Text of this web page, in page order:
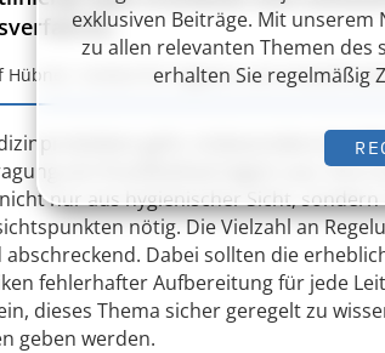
Hübner, Institut für Hygiene und
geht, insbesondere bei
von Krankheitserregern aus. Ihre
nur aus hygienischer Sicht,
nötig. Die Vielzahl an
Dabei sollten die
fehlerhafter Aufbereitung für jede
dieses Thema sicher geregelt zu
geben werden.
exklusiven Beiträge. Mit
zu allen relevanten Themen
erhalten Sie regelmäßig